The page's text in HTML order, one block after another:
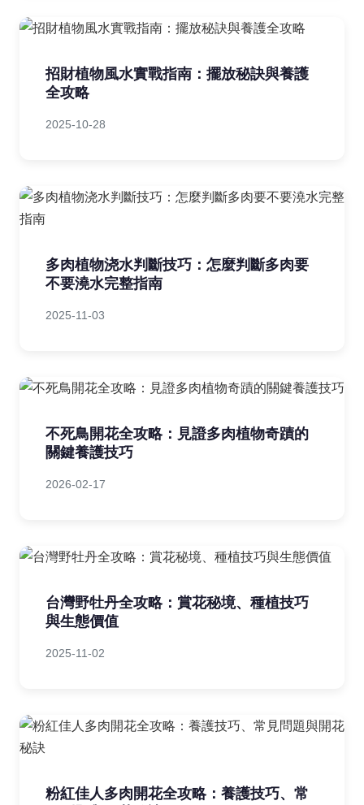
招財植物風水實戰指南：擺放秘訣與養護
全攻略
2025-10-28
多肉植物浇水判斷技巧：怎麼判斷多肉要
不要澆水完整指南
2025-11-03
不死鳥開花全攻略：見證多肉植物奇蹟的
關鍵養護技巧
2026-02-17
台灣野牡丹全攻略：賞花秘境、種植技巧
與生態價值
2025-11-02
粉紅佳人多肉開花全攻略：養護技巧、常